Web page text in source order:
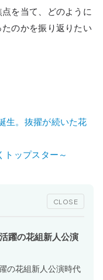
を当て、どのように
たのかを振り返りたい
生。抜擢が続いた花
トップスター～
CLOSE
躍の花組新人公演
の花組新人公演時代